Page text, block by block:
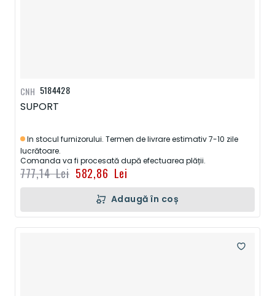
5184428
SUPORT
In stocul furnizorului. Termen de livrare estimativ 7-10 zile
lucrătoare.
Comanda va fi procesată după efectuarea plății.
582,86 Lei
777,14 Lei
CNH
Adaugă în coș